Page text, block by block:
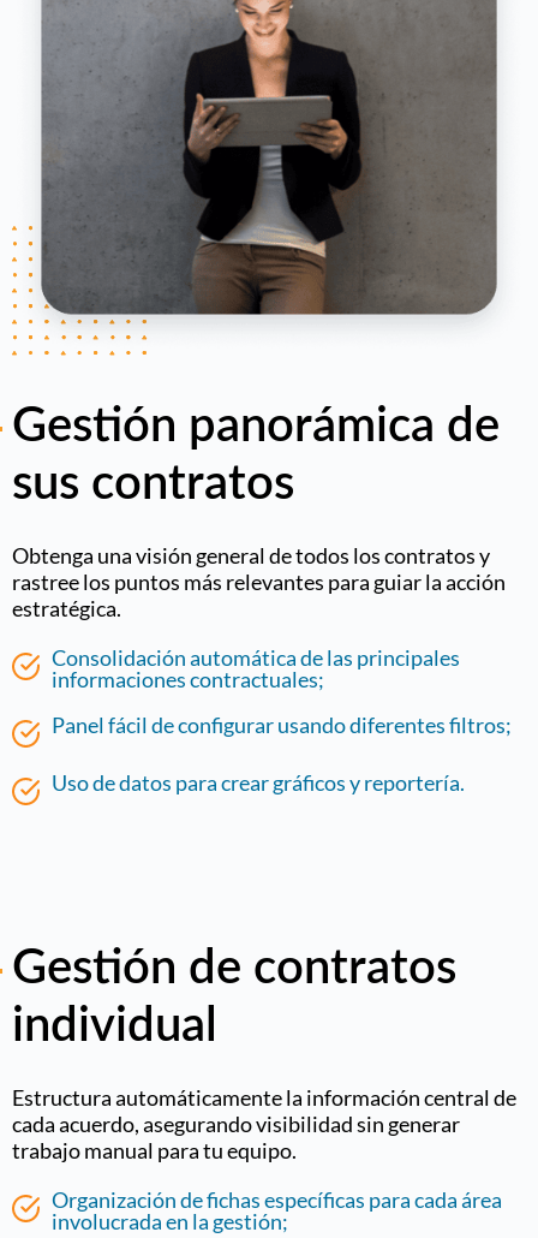
Gestión panorámica de
sus contratos
Obtenga una visión general de todos los contratos y
rastree los puntos más relevantes para guiar la acción
estratégica.
Consolidación automática de las principales
informaciones contractuales;
Panel fácil de configurar usando diferentes filtros;
Uso de datos para crear gráficos y reportería.
Gestión de contratos
individual
Estructura automáticamente la información central de
cada acuerdo, asegurando visibilidad sin generar
trabajo manual para tu equipo.
Organización de fichas específicas para cada área
involucrada en la gestión;